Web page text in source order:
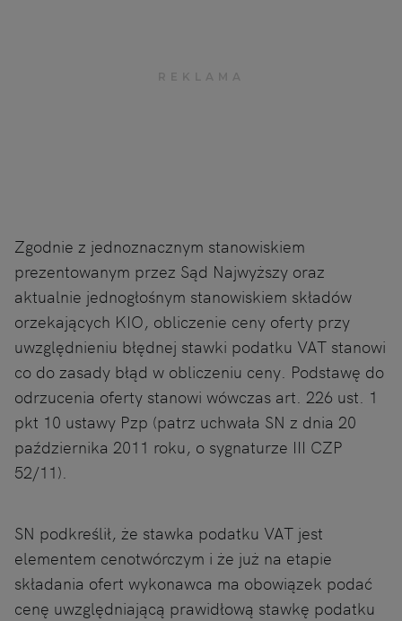
Zgodnie z jednoznacznym stanowiskiem
prezentowanym przez Sąd Najwyższy oraz
aktualnie jednogłośnym stanowiskiem składów
orzekających KIO, obliczenie ceny oferty przy
uwzględnieniu błędnej stawki podatku VAT stanowi
co do zasady błąd w obliczeniu ceny. Podstawę do
odrzucenia oferty stanowi wówczas art. 226 ust. 1
pkt 10 ustawy Pzp (patrz uchwała SN z dnia 20
października 2011 roku, o sygnaturze III CZP
52/11).
SN podkreślił, że stawka podatku VAT jest
elementem cenotwórczym i że już na etapie
składania ofert wykonawca ma obowiązek podać
cenę uwzględniającą prawidłową stawkę podatku